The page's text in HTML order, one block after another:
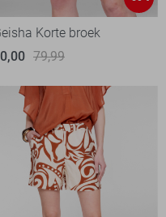
Korte broek
79,99